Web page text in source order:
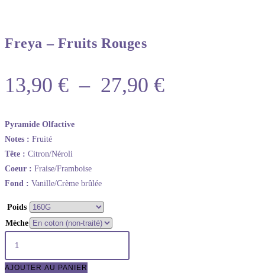
Freya – Fruits Rouges
13,90 € – 27,90 €
Pyramide Olfactive
Notes : Fruité
Tête : Citron/Néroli
Coeur : Fraise/Framboise
Fond : Vanille/Crème brûlée
Poids
Mèche
AJOUTER AU PANIER